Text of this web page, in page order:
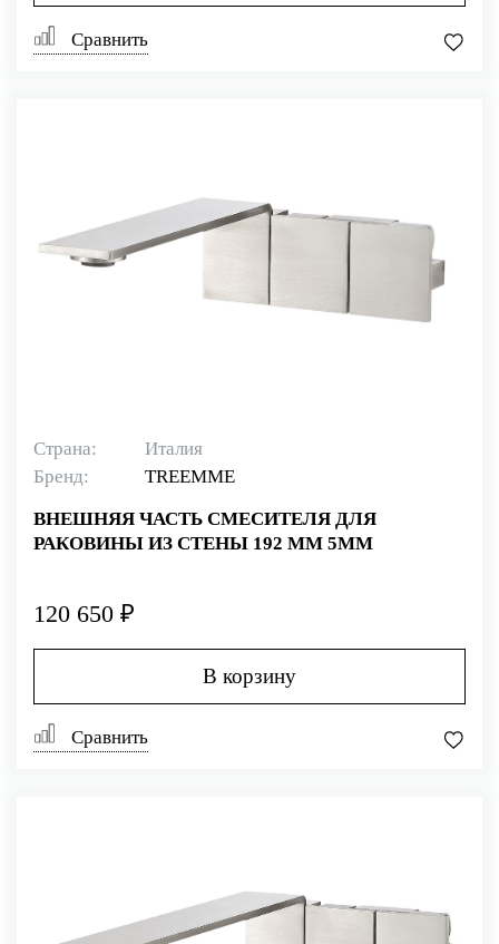
Сравнить
Страна:
Италия
Бренд:
TREEMME
ВНЕШНЯЯ ЧАСТЬ СМЕСИТЕЛЯ ДЛЯ
РАКОВИНЫ ИЗ СТЕНЫ 192 ММ 5MM
120 650 ₽
В корзину
Сравнить